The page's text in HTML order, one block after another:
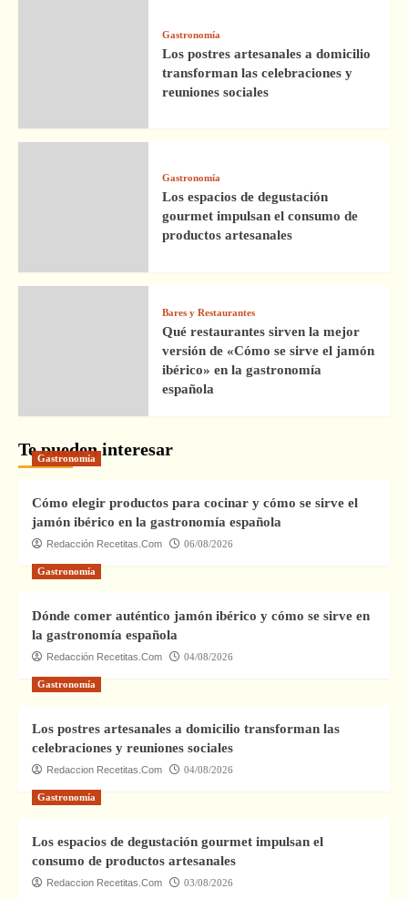
Gastronomía
Los postres artesanales a domicilio
transforman las celebraciones y
reuniones sociales
Gastronomía
Los espacios de degustación
gourmet impulsan el consumo de
productos artesanales
Bares y Restaurantes
Qué restaurantes sirven la mejor
versión de «Cómo se sirve el jamón
ibérico» en la gastronomía
española
Te pueden interesar
Gastronomía
Cómo elegir productos para cocinar y cómo se sirve el
jamón ibérico en la gastronomía española
Redacción Recetitas.Com 06/08/2026
Gastronomía
Dónde comer auténtico jamón ibérico y cómo se sirve en
la gastronomía española
Redacción Recetitas.Com 04/08/2026
Gastronomía
Los postres artesanales a domicilio transforman las
celebraciones y reuniones sociales
Redaccion Recetitas.Com 04/08/2026
Gastronomía
Los espacios de degustación gourmet impulsan el
consumo de productos artesanales
Redaccion Recetitas.Com 03/08/2026